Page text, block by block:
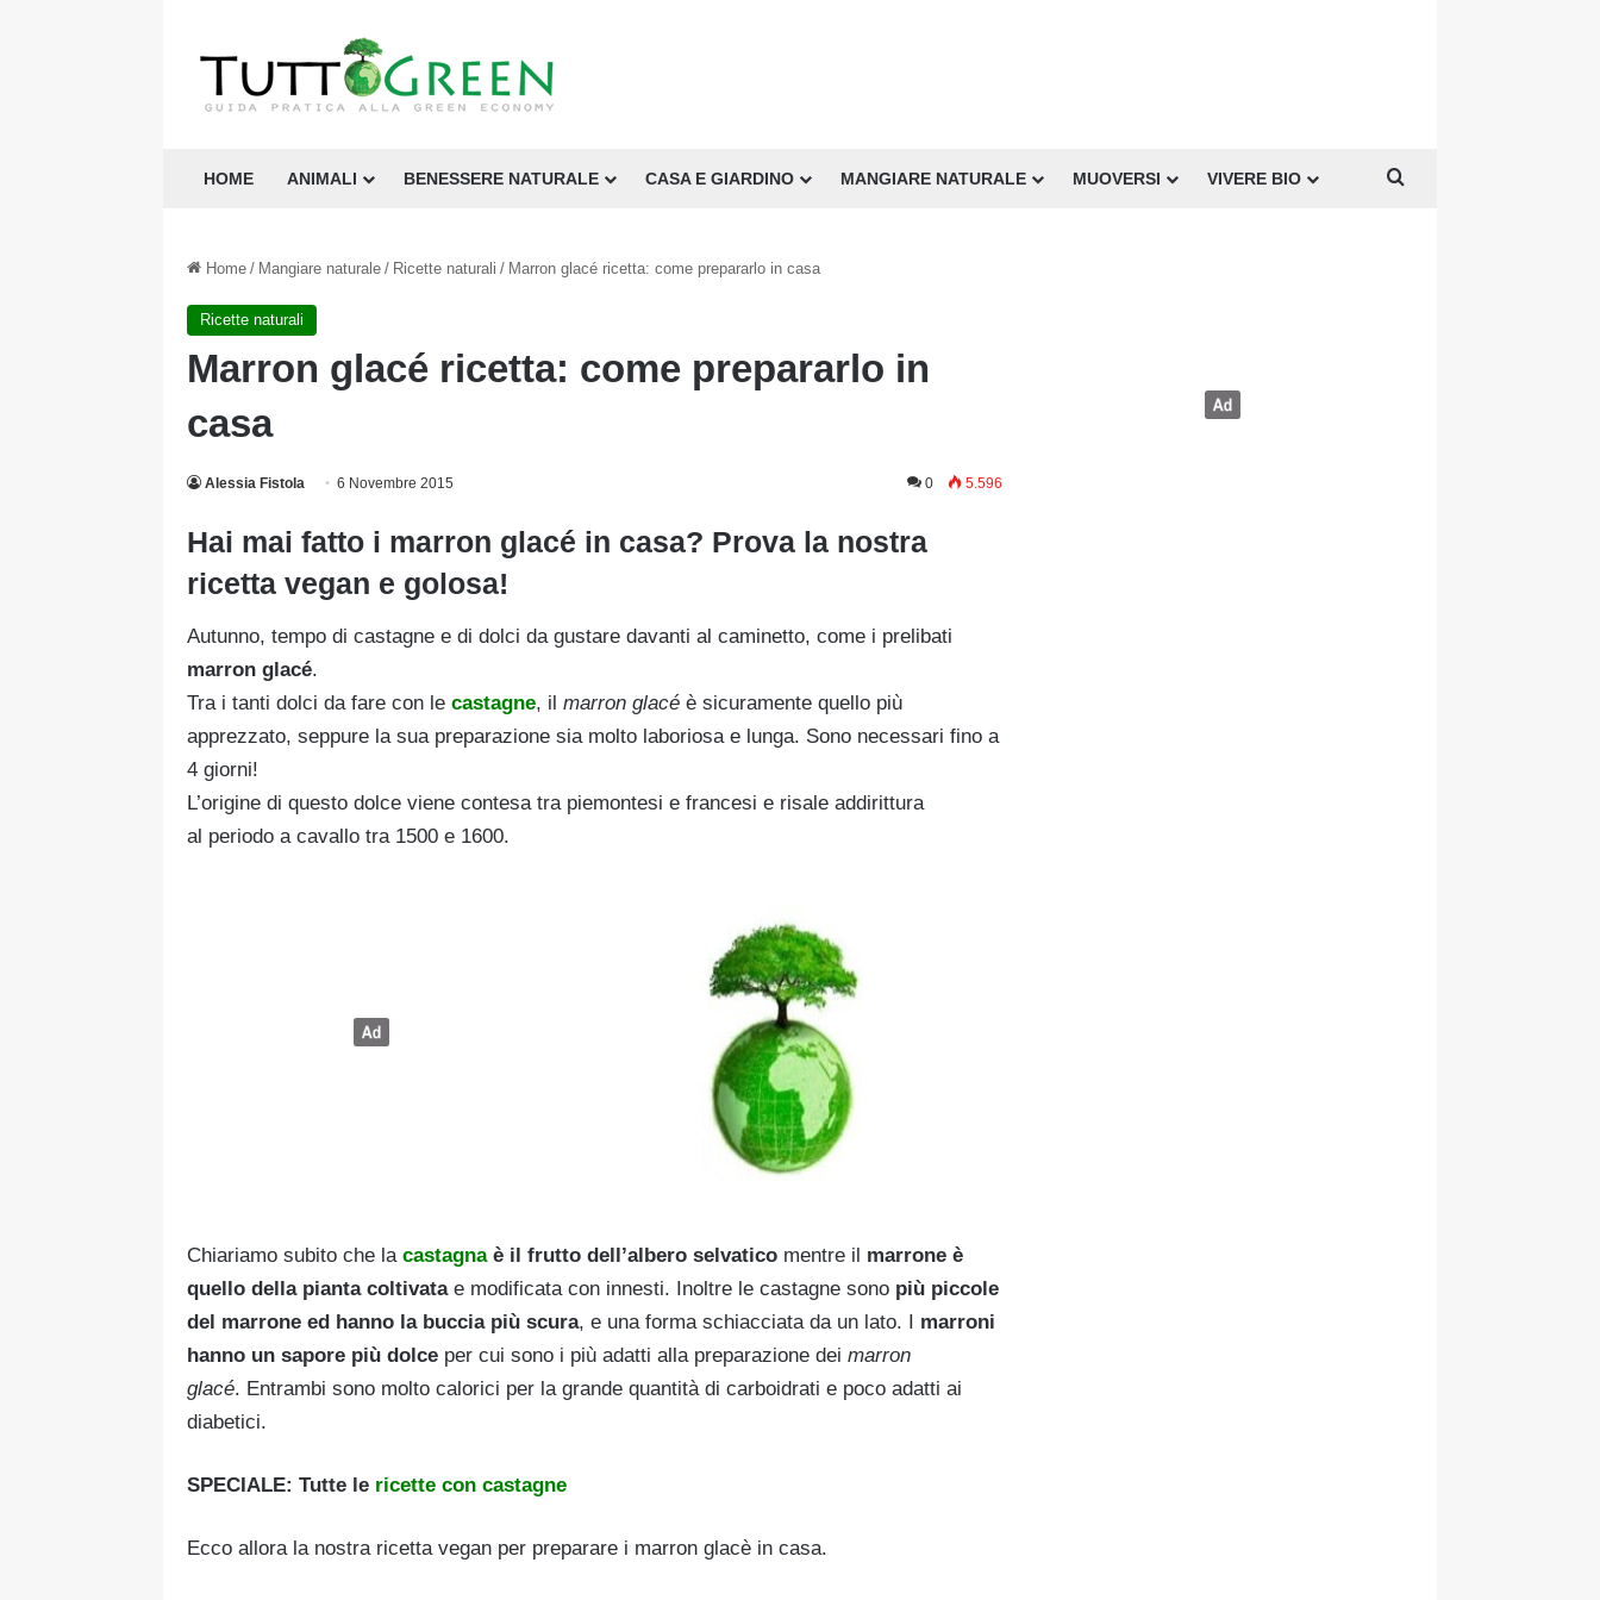
HOME ANIMALI BENESSERE NATURALE CASA E GIARDINO MANGIARE NATURALE MUOVERSI VIVERE BIO
Home / Mangiare naturale / Ricette naturali / Marron glacé ricetta: come prepararlo in casa
Ricette naturali
Marron glacé ricetta: come prepararlo in
casa
Alessia Fistola 6 Novembre 2015 0 5.596
Hai mai fatto i marron glacé in casa? Prova la nostra
ricetta vegan e golosa!
Autunno, tempo di castagne e di dolci da gustare davanti al caminetto, come i prelibati
marron glacé.
Tra i tanti dolci da fare con le castagne, il marron glacé è sicuramente quello più
apprezzato, seppure la sua preparazione sia molto laboriosa e lunga. Sono necessari fino a
4 giorni!
L’origine di questo dolce viene contesa tra piemontesi e francesi e risale addirittura
al periodo a cavallo tra 1500 e 1600.
Chiariamo subito che la castagnaè il frutto dell’albero selvatico mentre il marrone è
quello della pianta coltivatae modificata con innesti. Inoltre le castagne sono più piccole
del marrone ed hanno la buccia più scura, e una forma schiacciata da un lato. I marroni
hanno un sapore più dolce per cui sono i più adatti alla preparazione dei marron
glacé. Entrambi sono molto calorici per la grande quantità di carboidrati e poco adatti ai
diabetici.
SPECIALE: Tutte le ricette con castagne
Ecco allora la nostra ricetta vegan per preparare i marron glacè in casa.